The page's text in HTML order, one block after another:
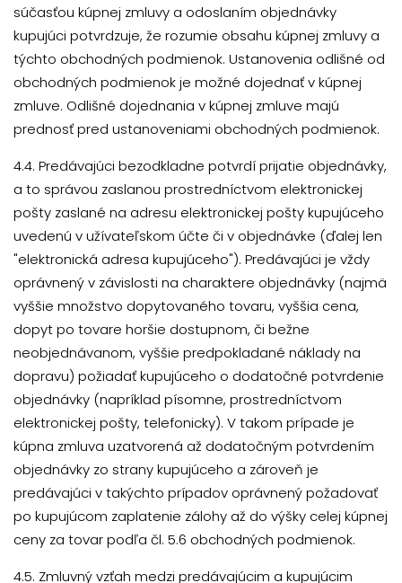
súčasťou kúpnej zmluvy a odoslaním objednávky
kupujúci potvrdzuje, že rozumie obsahu kúpnej zmluvy a
týchto obchodných podmienok. Ustanovenia odlišné od
obchodných podmienok je možné dojednať v kúpnej
zmluve. Odlišné dojednania v kúpnej zmluve majú
prednosť pred ustanoveniami obchodných podmienok.
4.4. Predávajúci bezodkladne potvrdí prijatie objednávky,
a to správou zaslanou prostredníctvom elektronickej
pošty zaslané na adresu elektronickej pošty kupujúceho
uvedenú v užívateľskom účte či v objednávke (ďalej len
"elektronická adresa kupujúceho"). Predávajúci je vždy
oprávnený v závislosti na charaktere objednávky (najmä
vyššie množstvo dopytovaného tovaru, vyššia cena,
dopyt po tovare horšie dostupnom, či bežne
neobjednávanom, vyššie predpokladané náklady na
dopravu) požiadať kupujúceho o dodatočné potvrdenie
objednávky (napríklad písomne, prostredníctvom
elektronickej pošty, telefonicky). V takom prípade je
kúpna zmluva uzatvorená až dodatočným potvrdením
objednávky zo strany kupujúceho a zároveň je
predávajúci v takýchto prípadov oprávnený požadovať
po kupujúcom zaplatenie zálohy až do výšky celej kúpnej
ceny za tovar podľa čl. 5.6 obchodných podmienok.
4.5. Zmluvný vzťah medzi predávajúcim a kupujúcim